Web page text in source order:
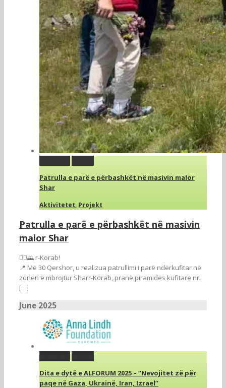
Patrulla e parë e përbashkët në masivin malor
Shar
Aktivitetet, Projekt
Patrulla e parë e përbashkët në masivin
malor Shar
🚶‍♂️🌄 r-Korab!
📍 Më 30 Qershor, u realizua patrullimi i parë ndërkufitar në
zonën e mbrojtur Sharr-Korab, pranë piramidës kufitare nr.
[…]
June 2025
Dita e dytë e ALFORUM 2025 – “Nevojitet zë për
paqe në Gaza, Ukrainë, Iran, Izrael”